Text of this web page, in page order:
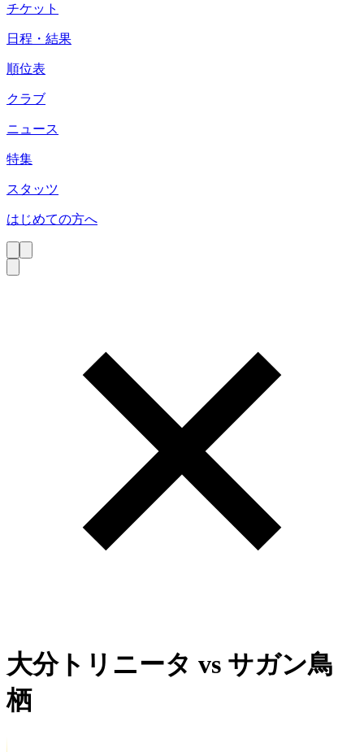
チケット
日程・結果
順位表
クラブ
ニュース
特集
スタッツ
はじめての方へ
大分トリニータ vs サガン鳥
栖